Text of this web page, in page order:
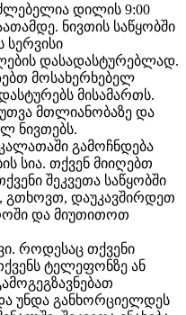
დილის 9:00
ნივთის საწყობში
სერვისი
დასადასტურებლად.
მოსახერხებელ
მისამართს.
მთლიანობაზე და
ნივთებს.
გამოჩნდება
სია. თქვენ მიიღებთ
შეკვეთა საწყობში
გთხოვთ, დაუკავშირდეთ
და მიუთითოთ
როდესაც თქვენი
ტელეფონზე ან
უნდა განხორციელდეს